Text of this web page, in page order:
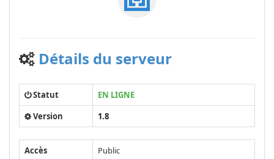
Détails du serveur
Statut
EN LIGNE
Version
1.8
Accès Public